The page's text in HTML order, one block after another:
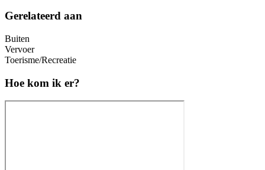
Gerelateerd aan
Buiten
Vervoer
Toerisme/Recreatie
Hoe kom ik er?